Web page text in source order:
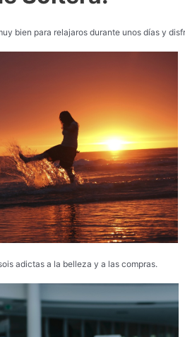
bien para relajaros durante unos días y
adictas a la belleza y a las compras.